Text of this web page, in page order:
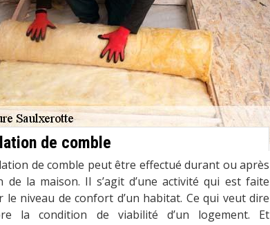
de comble
de comble peut être effectué durant ou après
de la maison. Il s’agit d’une activité qui est faite
le niveau de confort d’un habitat. Ce qui veut dire
la condition de viabilité d’un logement. Et